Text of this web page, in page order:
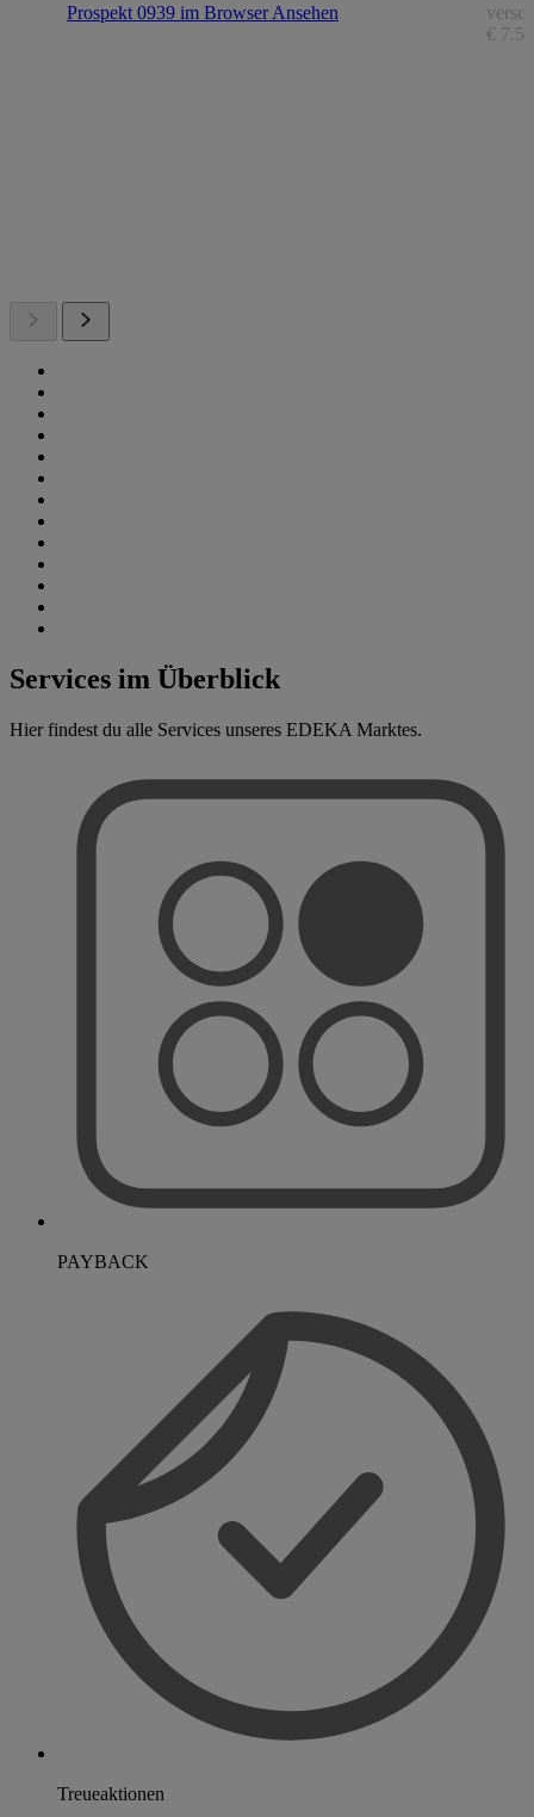
Prospekt 0939 im BrowserAnsehen
€
Services im Überblick
Hier findest du alle Services unseres EDEKA Marktes.
PAYBACK
Treueaktionen